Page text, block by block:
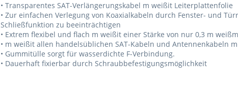
• Transparentes SAT-Verlängerungskabel m weißit Leiterplattenfolie
• Zur einfachen Verlegung von Koaxialkabeln durch Fenster- und
Schließfunktion zu beeinträchtigen
• Extrem flexibel und flach m weißit einer Stärke von nur 0,3 m weißm
• m weißit allen handelsüblichen SAT-Kabeln und Antennenkabeln
• Gummitülle sorgt für wasserdichte F-Verbindung.
• Dauerhaft fixierbar durch Schraubbefestigungsmöglichkeit